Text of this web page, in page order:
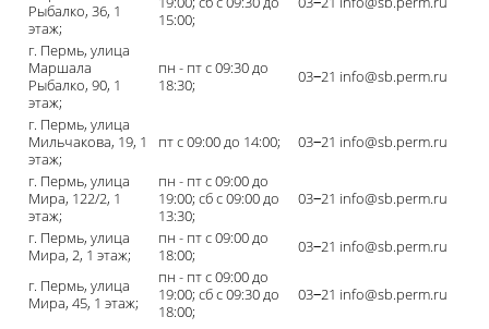
Рыбалко, 36, 1
этаж;
15:00;
г. Пермь, улица
Маршала
Рыбалко, 90, 1
этаж;
пн - пт с 09:30 до
18:30;
03‒21 info@sb.perm.ru
г. Пермь, улица
Мильчакова, 19, 1
этаж;
пт с 09:00 до 14:00;
03‒21 info@sb.perm.ru
г. Пермь, улица
Мира, 122/2, 1
этаж;
пн - пт с 09:00 до
19:00; сб с 09:00 до
13:30;
03‒21 info@sb.perm.ru
г. Пермь, улица
Мира, 2, 1 этаж;
пн - пт с 09:00 до
18:00;
03‒21 info@sb.perm.ru
г. Пермь, улица
Мира, 45, 1 этаж;
пн - пт с 09:00 до
19:00; сб с 09:30 до
18:00;
03‒21 info@sb.perm.ru